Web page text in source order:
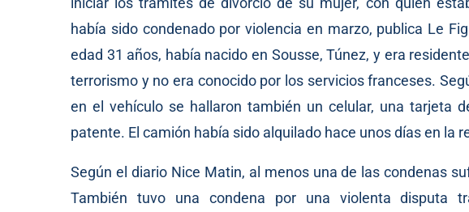
había sido condenado por violencia en marzo, publica Le
edad 31 años, había nacido en Sousse, Túnez, y era
terrorismo y no era conocido por los servicios franceses.
en el vehículo se hallaron también un celular, una tarjeta
patente. El camión había sido alquilado hace unos días en la
Según el diario Nice Matin, al menos una de las condenas
También tuvo una condena por una violenta disputa